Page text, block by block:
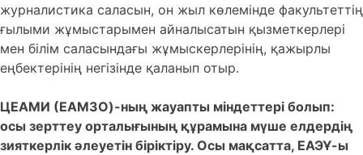
журналистика саласын, он жыл көлемінде факультеттің
ғылыми жұмыстарымен айналысатын қызметкерлері
мен білім саласындағы жұмыскерлерінің, қажырлы
еңбектерінің негізінде қаланып отыр.
ЦЕАМИ (ЕАМЗО)-ның жауапты міндеттері болып:
осы зерттеу орталығының құрамына мүше елдердің
зияткерлік әлеуетін біріктіру. Осы мақсатта, ЕАЭҰ-ы